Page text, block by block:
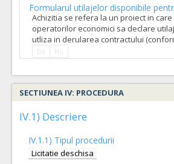
Formularul utilajelor disponibile
Achizitia se refera la un proiect in care
operatorilor economici sa declare
utliza in derularea contractului
SECTIUNEA IV: PROCEDURA
IV.1) Descriere
IV.1.1) Tipul procedurii
Licitatie deschisa